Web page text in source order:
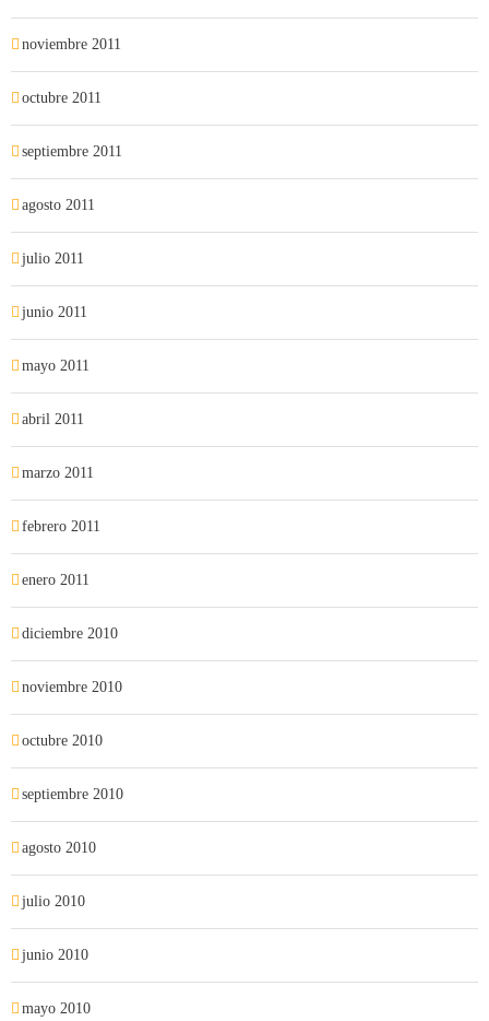
noviembre 2011
octubre 2011
septiembre 2011
agosto 2011
julio 2011
junio 2011
mayo 2011
abril 2011
marzo 2011
febrero 2011
enero 2011
diciembre 2010
noviembre 2010
octubre 2010
septiembre 2010
agosto 2010
julio 2010
junio 2010
mayo 2010